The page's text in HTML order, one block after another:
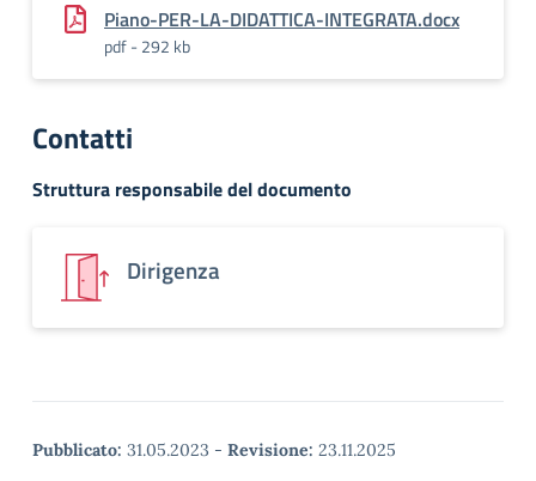
Piano-PER-LA-DIDATTICA-INTEGRATA.docx
pdf - 292 kb
Contatti
Struttura responsabile del documento
Dirigenza
Pubblicato: 31.05.2023 - Revisione: 23.11.2025